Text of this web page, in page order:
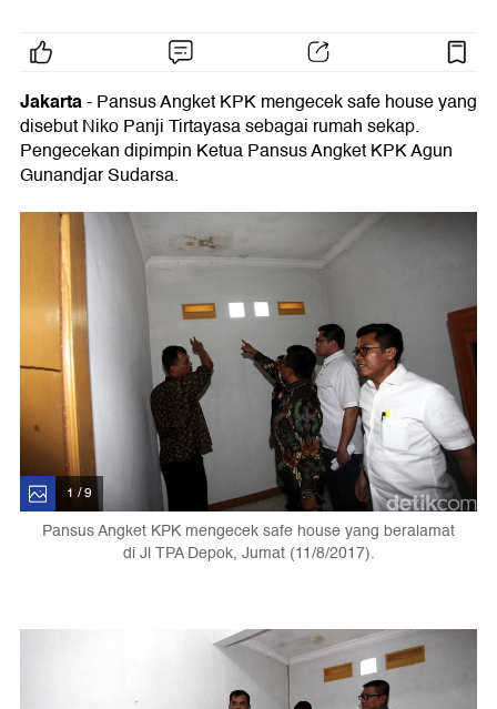
Jakarta- Pansus Angket KPK mengecek safe house yang
disebut Niko Panji Tirtayasa sebagai rumah sekap.
Pengecekan dipimpin Ketua Pansus Angket KPK Agun
Gunandjar Sudarsa.
1 / 9
Pansus Angket KPK mengecek safe house yang beralamat
di Jl TPA Depok, Jumat (11/8/2017).